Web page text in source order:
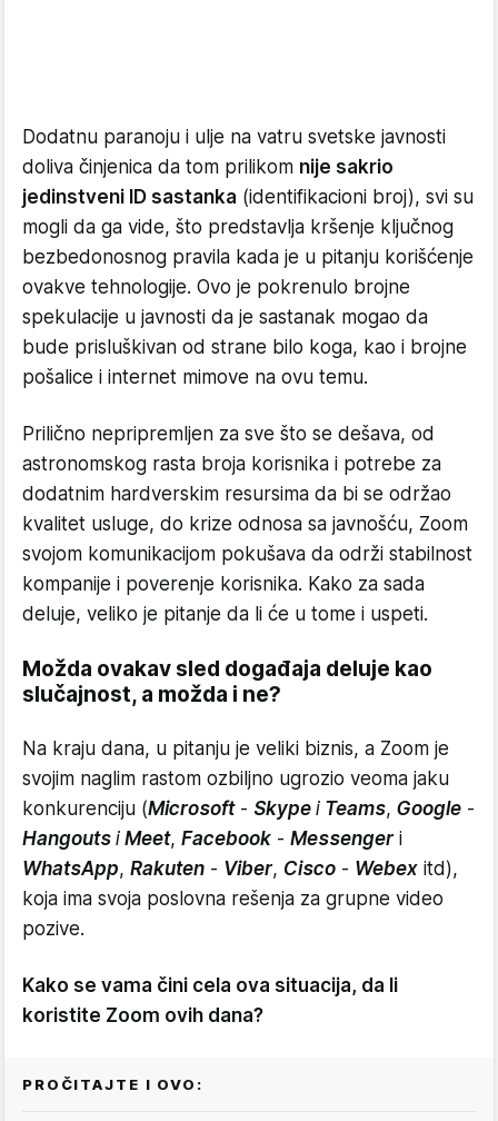
Dodatnu paranoju i ulje na vatru svetske javnosti
doliva činjenica da tom prilikom nije sakrio
jedinstveni ID sastanka (identifikacioni broj), svi su
mogli da ga vide, što predstavlja kršenje ključnog
bezbedonosnog pravila kada je u pitanju korišćenje
ovakve tehnologije. Ovo je pokrenulo brojne
spekulacije u javnosti da je sastanak mogao da
bude prisluškivan od strane bilo koga, kao i brojne
pošalice i internet mimove na ovu temu.
Prilično nepripremljen za sve što se dešava, od
astronomskog rasta broja korisnika i potrebe za
dodatnim hardverskim resursima da bi se održao
kvalitet usluge, do krize odnosa sa javnošću, Zoom
svojom komunikacijom pokušava da održi stabilnost
kompanije i poverenje korisnika. Kako za sada
deluje, veliko je pitanje da li će u tome i uspeti.
Možda ovakav sled događaja deluje kao
slučajnost, a možda i ne?
Na kraju dana, u pitanju je veliki biznis, a Zoom je
svojim naglim rastom ozbiljno ugrozio veoma jaku
konkurenciju (Microsoft- Skype i Teams, Google -
Hangouts i Meet, Facebook - Messengeri
WhatsApp, Rakuten - Viber, Cisco - Webex itd),
koja ima svoja poslovna rešenja za grupne video
pozive.
Kako se vama čini cela ova situacija, da li
koristite Zoom ovih dana?
PROČITAJTE I OVO: